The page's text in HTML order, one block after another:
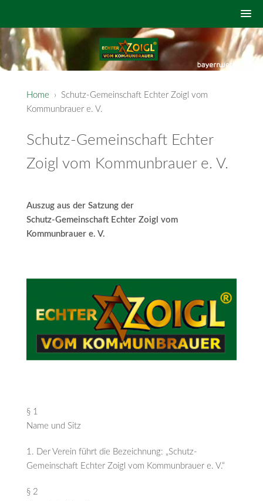
Home › Schutz-Gemeinschaft Echter Zoigl vom
Kommunbrauer e. V.
Schutz-Gemeinschaft Echter
Zoigl vom Kommunbrauer e. V.
Auszug aus der Satzung der
Schutz-Gemeinschaft Echter Zoigl vom
Kommunbrauer e. V.
§ 1
Name und Sitz
1. Der Verein führt die Bezeichnung: „Schutz-
Gemeinschaft Echter Zoigl vom Kommunbrauer e. V.“
§ 2